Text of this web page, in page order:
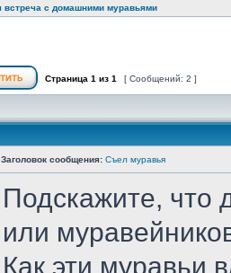
встреча с домашними муравьями
Страница 1 из 1 [ Сообщений: 2 ]
Заголовок сообщения: Съел муравья
Подскажите, что
или
Как эти муравьи